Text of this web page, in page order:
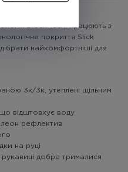
рукавиць!
Block Tech, працюють з
покриття Slick.
найкомфортніші для
3к/3к, утеплені щільним
відштовхує воду
рефлектив
на руці
добре трималися